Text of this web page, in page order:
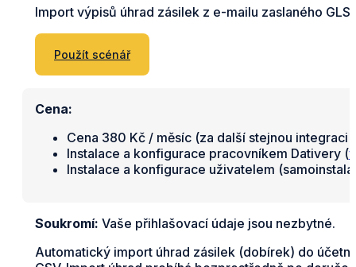
Import výpisů úhrad zásilek z e-mailu zaslaného
Použít scénář
Cena:
Cena 380 Kč / měsíc (za další stejnou integraci
Instalace a konfigurace pracovníkem Dativery (
Instalace a konfigurace uživatelem
Soukromí: Vaše přihlašovací údaje jsou nezbytné.
Automatický import úhrad zásilek (dobírek) do